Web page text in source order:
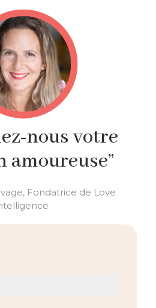
nous votre
amoureuse”
Fondatrice de Love